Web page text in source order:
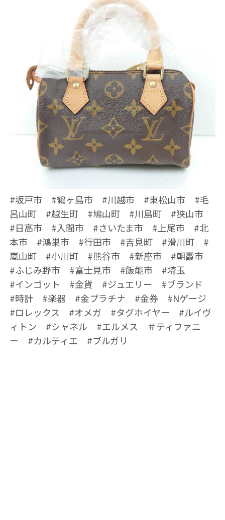
#坂戸市 #鶴ヶ島市 #川越市 #東松山市 #毛
呂山町 #越生町 #鳩山町 #川島町 #狭山市
#日高市 #入間市 #さいたま市 #上尾市 #北
本市 #鴻巣市 #行田市 #吉見町 #滑川町 #
嵐山町 #小川町 #熊谷市 #新座市 #朝霞市
#ふじみ野市 #富士見市 #飯能市 #埼玉
#インゴット #金貨 #ジュエリー #ブランド
#時計 #楽器 #金プラチナ #金券 #Nゲージ
#ロレックス #オメガ #タグホイヤー #ルイヴ
ィトン #シャネル #エルメス ＃ティファニ
ー #カルティエ #ブルガリ